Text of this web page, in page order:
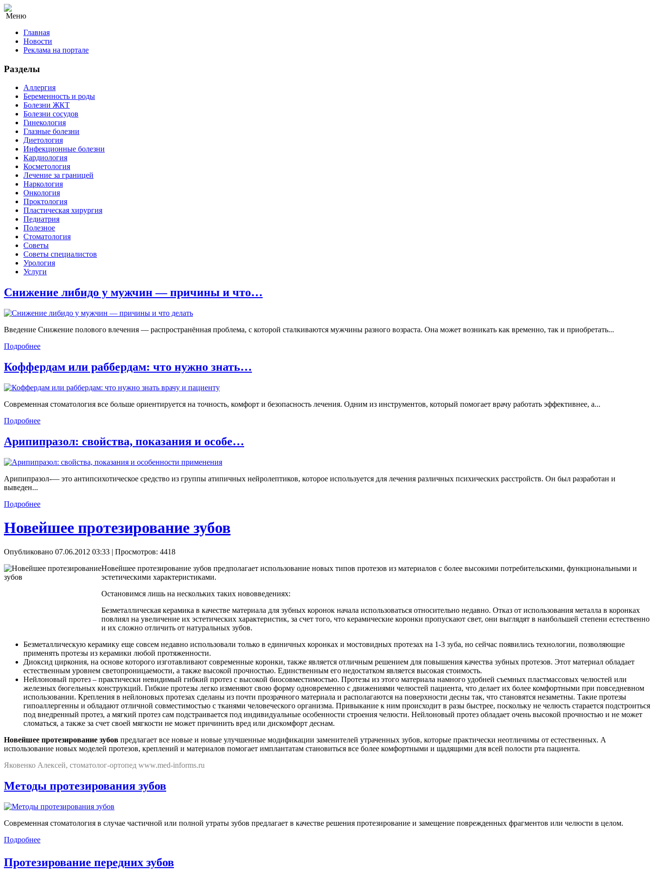
Меню
Главная
Новости
Реклама на портале
Разделы
Аллергия
Беременность и роды
Болезни ЖКТ
Болезни сосудов
Гинекология
Глазные болезни
Диетология
Инфекционные болезни
Кардиология
Косметология
Лечение за границей
Наркология
Онкология
Проктология
Пластическая хирургия
Педиатрия
Полезное
Стоматология
Советы
Советы специалистов
Урология
Услуги
Снижение либидо у мужчин — причины и что…
Введение Снижение полового влечения — распространённая проблема, с которой сталкиваются мужчины разного возраста. Она может возникать как временно, так и приобретать...
Подробнее
Коффердам или раббердам: что нужно знать…
Современная стоматология все больше ориентируется на точность, комфорт и безопасность лечения. Одним из инструментов, который помогает врачу работать эффективнее, а...
Подробнее
Арипипразол: свойства, показания и особе…
Арипипразол-— это антипсихотическое средство из группы атипичных нейролептиков, которое используется для лечения различных психических расстройств. Он был разработан и
выведен...
Подробнее
Новейшее протезирование зубов
Опубликовано 07.06.2012 03:33 | Просмотров: 4418
Новейшее протезирование зубов предполагает использование новых типов протезов из материалов с более высокими потребительскими, функциональными и
эстетическими характеристиками.
Остановимся лишь на нескольких таких нововведениях:
Безметаллическая керамика в качестве материала для зубных коронок начала использоваться относительно недавно. Отказ от использования металла в коронках
повлиял на увеличение их эстетических характеристик, за счет того, что керамические коронки пропускают свет, они выглядят в наибольшей степени естественно
и их сложно отличить от натуральных зубов.
Безметаллическую керамику еще совсем недавно использовали только в единичных коронках и мостовидных протезах на 1-3 зуба, но сейчас появились технологии, позволяющие
применять протезы из керамики любой протяженности.
Диоксид циркония, на основе которого изготавливают современные коронки, также является отличным решением для повышения качества зубных протезов. Этот материал обладает
естественным уровнем светопроницаемости, а также высокой прочностью. Единственным его недостатком является высокая стоимость.
Нейлоновый протез – практически невидимый гибкий протез с высокой биосовместимостью. Протезы из этого материала намного удобней съемных пластмассовых челюстей или
железных бюгельных конструкций. Гибкие протезы легко изменяют свою форму одновременно с движениями челюстей пациента, что делает их более комфортными при повседневном
использовании. Крепления в нейлоновых протезах сделаны из почти прозрачного материала и располагаются на поверхности десны так, что становятся незаметны. Такие протезы
гипоаллергенны и обладают отличной совместимостью с тканями человеческого организма. Привыкание к ним происходит в разы быстрее, поскольку не челюсть старается подстроиться
под внедренный протез, а мягкий протез сам подстраивается под индивидуальные особенности строения челюсти. Нейлоновый протез обладает очень высокой прочностью и не может
сломаться, а также за счет своей мягкости не может причинить вред или дискомфорт деснам.
Новейшее протезирование зубов предлагает все новые и новые улучшенные модификации заменителей утраченных зубов, которые практически неотличимы от естественных. А
использование новых моделей протезов, креплений и материалов помогает имплантатам становиться все более комфортными и щадящими для всей полости рта пациента.
Яковенко Алексей, стоматолог-ортопед www.med-informs.ru
Методы протезирования зубов
Современная стоматология в случае частичной или полной утраты зубов предлагает в качестве решения протезирование и замещение поврежденных фрагментов или челюсти в целом.
Подробнее
Протезирование передних зубов